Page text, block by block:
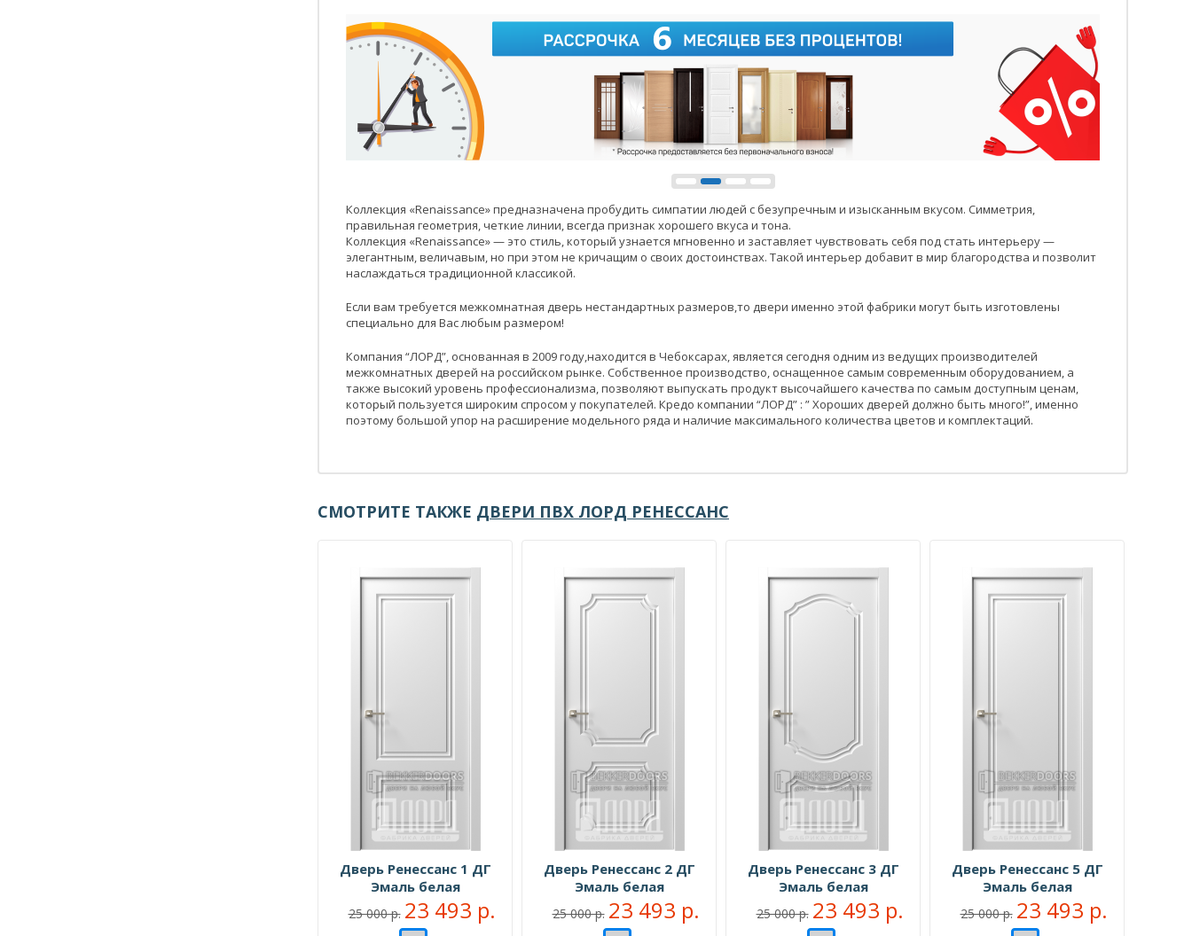
Коллекция «Renaissance» предназначена пробудить симпатии людей с безупречным и изысканным вкусом. Симметрия,
правильная геометрия, четкие линии, всегда признак хорошего вкуса и тона.
Коллекция «Renaissance» — это стиль, который узнается мгновенно и заставляет чувствовать себя под стать интерьеру —
элегантным, величавым, но при этом не кричащим о своих достоинствах. Такой интерьер добавит в мир благородства и позволит
наслаждаться традиционной классикой.
Если вам требуется межкомнатная дверь нестандартных размеров,то двери именно этой фабрики могут быть изготовлены
специально для Вас любым размером!
Компания “ЛОРД”, основанная в 2009 году,находится в Чебоксарах, является сегодня одним из ведущих производителей
межкомнатных дверей на российском рынке. Собственное производство, оснащенное самым современным оборудованием, а
также высокий уровень профессионализма, позволяют выпускать продукт высочайшего качества по самым доступным ценам,
который пользуется широким спросом у покупателей. Кредо компании “ЛОРД” : ” Хороших дверей должно быть много!”, именно
поэтому большой упор на расширение модельного ряда и наличие максимального количества цветов и комплектаций.
СМОТРИТЕ ТАКЖЕ ДВЕРИ ПВХ ЛОРД РЕНЕССАНС
Дверь Ренессанс 1 ДГ
Эмаль белая
25 000 р. 23 493 р.
Дверь Ренессанс 2 ДГ
Эмаль белая
25 000 р. 23 493 р.
Дверь Ренессанс 3 ДГ
Эмаль белая
25 000 р. 23 493 р.
Дверь Ренессанс 5 ДГ
Эмаль белая
25 000 р. 23 493 р.